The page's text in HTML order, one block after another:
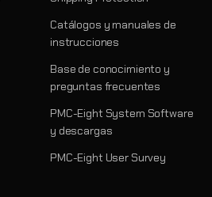
Catálogos y manuales de
instrucciones
Base de conocimiento y
preguntas frecuentes
PMC-Eight System Software
y descargas
PMC-Eight User Survey